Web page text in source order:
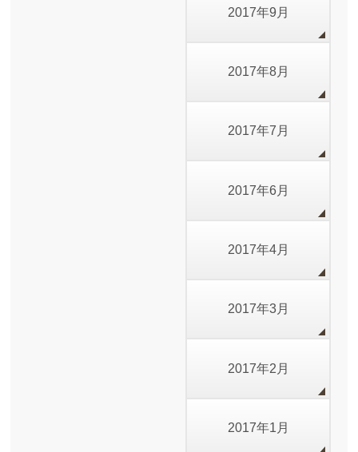
2017年9月
2017年8月
2017年7月
2017年6月
2017年4月
2017年3月
2017年2月
2017年1月